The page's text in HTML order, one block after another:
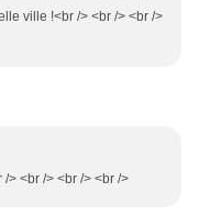
ville !<br /> <br /> <br />
> <br /> <br /> <br />